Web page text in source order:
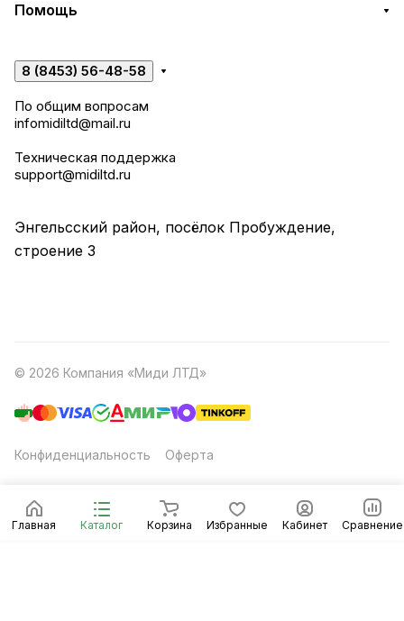
Главная Каталог Корзина Избранные Кабинет Сравнение
Помощь
8 (8453) 56-48-58
По общим вопросам
infomidiltd@mail.ru
Техническая поддержка
support@midiltd.ru
Энгельсский район, посёлок Пробуждение,
строение 3
© 2026 Компания «Миди ЛТД»
Конфиденциальность Оферта